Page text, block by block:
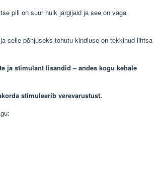
pill on suur hulk järgijaid ja see on väga
selle põhjuseks tohutu kindluse on tekkinud lihtsa
ja stimulant lisandid – andes kogu kehale
stimuleerib verevarustust.